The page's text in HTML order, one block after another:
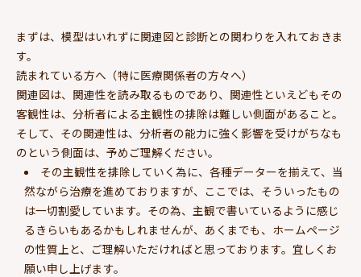
まずは、模型はいれずに関連図と診断との関わりを入れておきま
す。
読まれている方へ（特に医療関係者の方々へ）
関連図は、関連性を読み取るものであり、関連性といえどもその
客観性は、分析者による主観性の排除は難しい側面があること。
そして、その関連性は、分析者の能力に強く影響を受けがちなも
のという側面は、予めご理解ください。
その主観性を排除していく為に、各種データーを揃えて、当
然ながら治療を進めておりますが、ここでは、そういったもの
は一切割愛しています。その為、主観で書いているように感じ
るきらいもあるかもしれませんが、あくまでも、ホームページ
の性質上と、ご理解いただければと思っております。宜しくお
願い申し上げます。